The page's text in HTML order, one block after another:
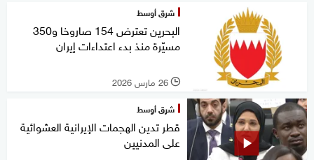
شرق أوسط
البحرين تعترض 154 صاروخا و350
مسيّرة منذ بدء اعتداءات إيران
l 26 مارس 2026
شرق أوسط
قطر تدين الهجمات الإيرانية العشوائية
على المدنيين